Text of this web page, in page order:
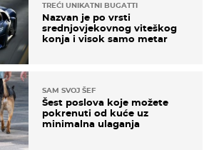
TREĆI UNIKATNI BUGATTI
Nazvan je po vrsti
srednjovjekovnog viteškog
konja i visok samo metar
SAM SVOJ ŠEF
Šest poslova koje možete
pokrenuti od kuće uz
minimalna ulaganja